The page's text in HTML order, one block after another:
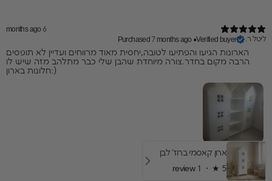
6 months ago
ליטל ר.
Verified buyer
•
Purchased 7 months ago
הארונות הגיעו והפתיעו לטובה,יחסית מאוד מרווחים ועדיין לא תופסים
הרבה מקום בחדר.צורה מיוחדת שהבן שלי כבר מתלהב מזה שיש לו
חלונות בארון:)
ארון קאסמי ברוז' לבן
5
★ ·
1 review